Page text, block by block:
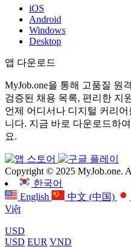
iOS
Android
Windows
Desktop
앱 다운로드
MyJob.one을 통해 고품질 원
검증된 채용 목록, 편리한 지
언제 어디서나 디지털 커리
니다. 지금 바로 다운로드하
요.
Copyright © 2025 MyJob.one.
한국어
English
中文 (中国)
Việt
USD
USD EUR VND